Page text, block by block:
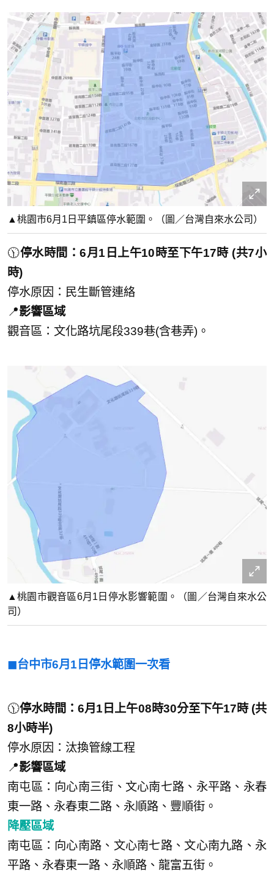
▲桃園市6月1日平鎮區停水範圍。（圖／台灣自來水公司）
🕦停水時間：6月1日上午10時至下午17時 (共7小
時)
停水原因：民生斷管連絡
📍影響區域
觀音區：文化路坑尾段339巷(含巷弄)。
▲桃園市觀音區6月1日停水影響範圍。（圖／台灣自來水公
司）
◼︎台中市6月1日停水範圍一次看
🕦停水時間：6月1日上午08時30分至下午17時 (共
8小時半)
停水原因：汰換管線工程
📍影響區域
南屯區：向心南三街、文心南七路、永平路、永春
東一路、永春東二路、永順路、豐順街。
降壓區域
南屯區：向心南路、文心南七路、文心南九路、永
平路、永春東一路、永順路、龍富五街。